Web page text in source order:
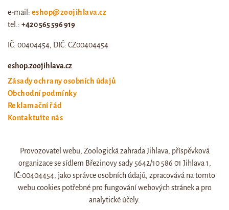
e-mail: eshop@zoojihlava.cz
tel.: +420 565 596 919
IČ: 00404454, DIČ: CZ00404454
eshop.zoojihlava.cz
Zásady ochrany osobních údajů
Obchodní podmínky
Reklamační řád
Kontaktujte nás
Web zoo jihlava
Otevírací doba a ceník
© eshop.zoojihlava.cz, vytvořil
Provozovatel webu, Zoologická zahrada Jihlava, příspěvková
organizace se sídlem Březinovy sady 5642/10 586 01 Jihlava 1,
IČ:00404454, jako správce osobních údajů, zpracovává na tomto
webu cookies potřebné pro fungování webových stránek a pro
analytické účely.